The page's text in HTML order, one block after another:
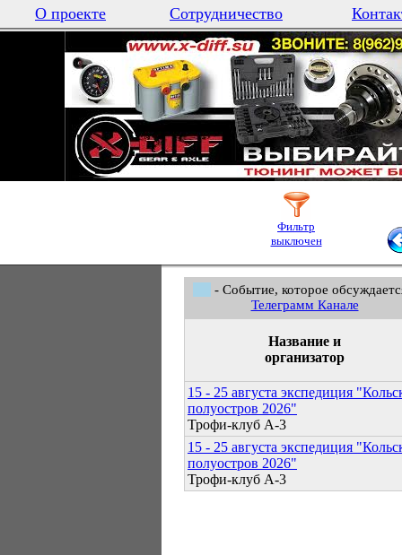
О проекте Сотрудничество
Фильтр
выключен
- Событие, которое
Телеграмм Канале
Название и
организатор
15 - 25 августа экспедиция
полуостров 2026"
Трофи-клуб А-3
15 - 25 августа экспедиция
полуостров 2026"
Трофи-клуб А-3